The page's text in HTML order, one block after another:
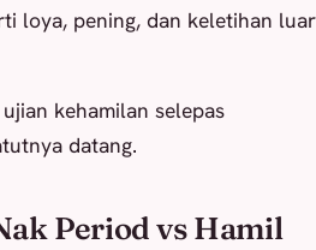
loya, pening, dan keletihan luar
kehamilan selepas
datang.
Period vs Hamil